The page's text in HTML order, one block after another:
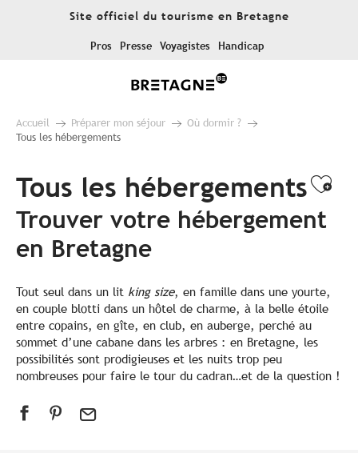
Site officiel du tourisme en Bretagne
Pros Presse Voyagistes Handicap
Accueil Préparer mon séjour
Où dormir ?
Tous les hébergements
Tous les hébergements
Trouver votre hébergement
en Bretagne
Tout seul dans un lit king size, en famille dans une yourte,
en couple blotti dans un hôtel de charme, à la belle étoile
entre copains, en gîte, en club, en auberge, perché au
sommet d’une cabane dans les arbres : en Bretagne, les
possibilités sont prodigieuses et les nuits trop peu
nombreuses pour faire le tour du cadran…et de la question !